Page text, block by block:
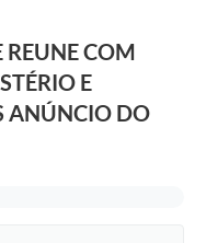
REUNE COM
E
ANÚNCIO DO